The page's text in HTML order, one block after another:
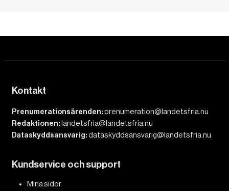
Kontakt
Prenumerationsärenden:prenumeration@landetsfria.nu
Redaktionen: landetsfria@landetsfria.nu
Dataskyddsansvarig:dataskyddsansvarig@landetsfria.nu
Kundservice och support
Mina sidor